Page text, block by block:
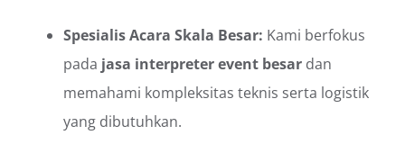
Spesialis Acara Skala Besar: Kami berfokus
pada jasa interpreter event besar dan
memahami kompleksitas teknis serta logistik
yang dibutuhkan.